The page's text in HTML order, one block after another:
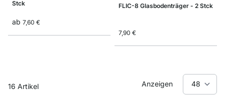
Stck
ab 7,60 €
FLIC-8 Glasbodenträger - 2 Stck
7,90 €
16 Artikel Anzeigen